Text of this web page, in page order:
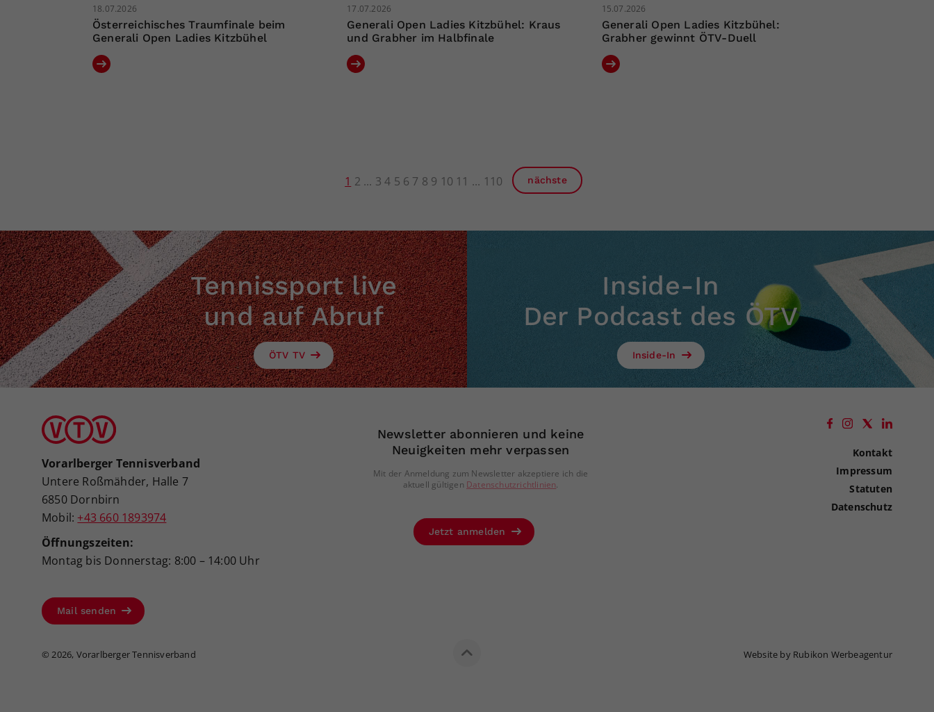
18.07.2026
Österreichisches Traumfinale beim
Generali Open Ladies Kitzbühel
17.07.2026
Generali Open Ladies Kitzbühel: Kraus
und Grabher im Halbfinale
15.07.2026
Generali Open Ladies Kitzbühel:
Grabher gewinnt ÖTV-Duell
1 2 3 4 5 6 7 8 9 10 11 110 nächste
Tennissport live
und auf Abruf
ÖTV TV
Inside-In
Der Podcast des ÖTV
Inside-In
Vorarlberger Tennisverband
Untere Roßmähder, Halle 7
6850 Dornbirn
Mobil: +43 660 1893974
Öffnungszeiten:
Montag bis Donnerstag: 8:00 – 14:00 Uhr
Mail senden
Newsletter abonnieren und keine
Neuigkeiten mehr verpassen
Mit der Anmeldung zum Newsletter akzeptiere ich die
aktuell gültigen Datenschutzrichtlinien.
Jetzt anmelden
Kontakt
Impressum
Statuten
Datenschutz
©2026, Vorarlberger Tennisverband Website by Rubikon Werbeagentur